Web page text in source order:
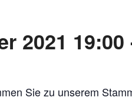
2021 19:00
Sie zu unserem